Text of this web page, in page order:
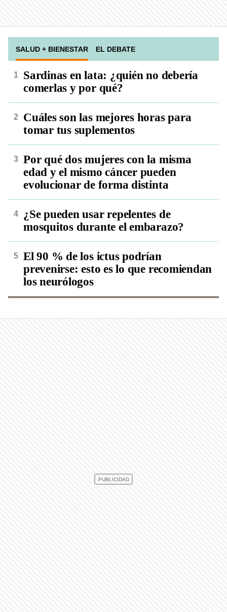
SALUD + BIENESTAR EL DEBATE
Sardinas en lata: ¿quién no debería
comerlas y por qué?
Cuáles son las mejores horas para
tomar tus suplementos
Por qué dos mujeres con la misma
edad y el mismo cáncer pueden
evolucionar de forma distinta
¿Se pueden usar repelentes de
mosquitos durante el embarazo?
El 90 % de los ictus podrían
prevenirse: esto es lo que recomiendan
los neurólogos